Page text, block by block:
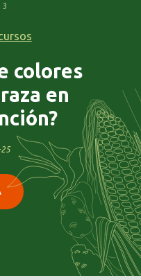
3
colores
en
25